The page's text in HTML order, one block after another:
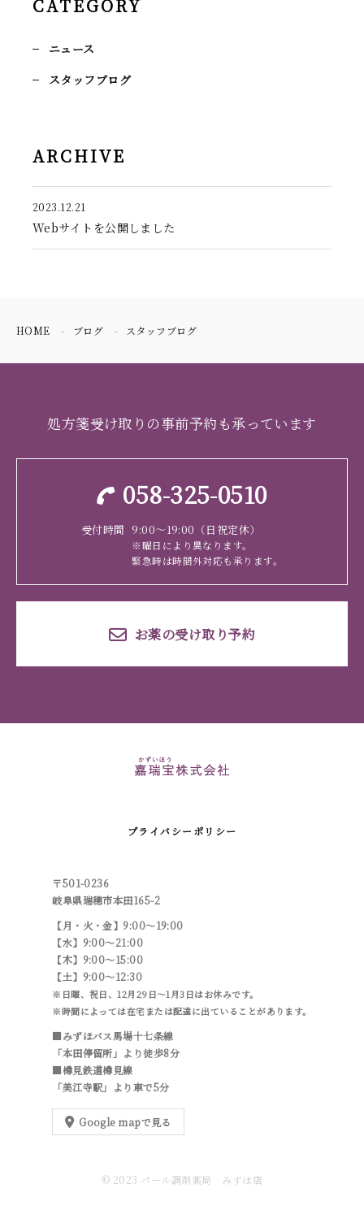
CATEGORY
ニュース
スタッフブログ
ARCHIVE
2023.12.21
Webサイトを公開しました
HOME ブログ スタッフブログ
処方箋受け取りの事前予約も承っています
058-325-0510
受付時間 9:00～19:00（日祝定休）
※曜日により異なります。
緊急時は時間外対応も承ります。
お薬の受け取り予約
〒501-0236
岐阜県瑞穂市本田165-2
【月・火・金】9:00～19:00
【水】9:00～21:00
【木】9:00～15:00
【土】9:00～12:30
※日曜、祝日、12月29日～1月3日はお休みです。
※時間によっては在宅または配達に出ていることがあります。
■みずほバス馬場十七条線
「本田停留所」より徒歩8分
■樽見鉄道樽見線
「美江寺駅」より車で5分
Google mapで見る
プライバシーポリシー
© 2023 パール調剤薬局 みずほ店